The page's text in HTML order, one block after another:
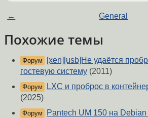
← General
Похожие темы
Форум
[xen][usb]Не удаётся
гостевую систему (2011)
Форум
LXC и проброс в
(2025)
Форум Pantech UM 150 на